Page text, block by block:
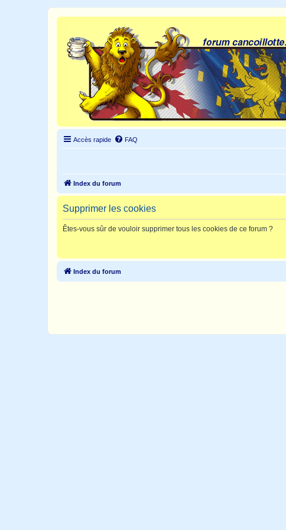
Accès rapide FAQ
Index du forum
Supprimer les cookies
Êtes-vous sûr de vouloir supprimer tous les cookies de ce forum ?
Index du forum